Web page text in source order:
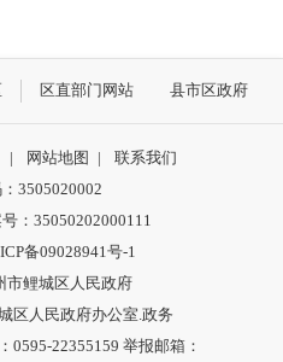
区直部门网站 县市区政府
| 网站地图 |
联系我们
3505020002
：35050202000111
备09028941号-1
市鲤城区人民政府
区人民政府办公室.政务
0595-22355159 举报邮箱：